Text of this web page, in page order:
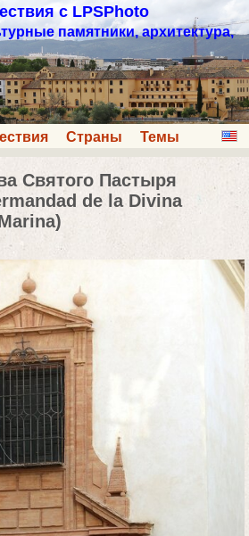
с LPSPhoto
памятники, архитектура,
Страны Темы
Святого Пастыря
de la Divina